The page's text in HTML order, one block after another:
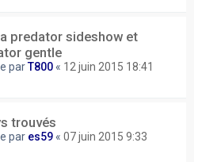
predator sideshow et
gentle
parT800 « 12 juin 2015 18:41
trouvés
par es59 « 07 juin 2015 9:33